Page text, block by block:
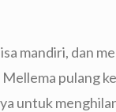
mandiri, dan
pulang
untuk